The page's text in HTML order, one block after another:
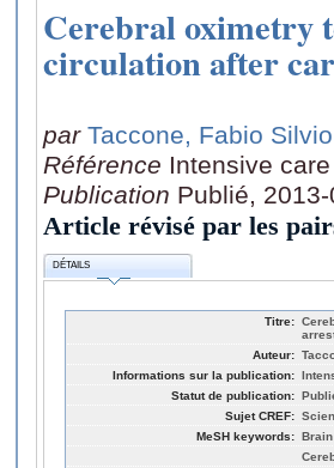
Cerebral oximetry
circulation after
par Taccone, Fabio Silvio
Référence Intensive
Publication Publié, 2013-
Article révisé par les
DÉTAILS
Titre:
Auteur:
Informations sur la publication:
Statut de publication:
Sujet CREF:
MeSH keywords: